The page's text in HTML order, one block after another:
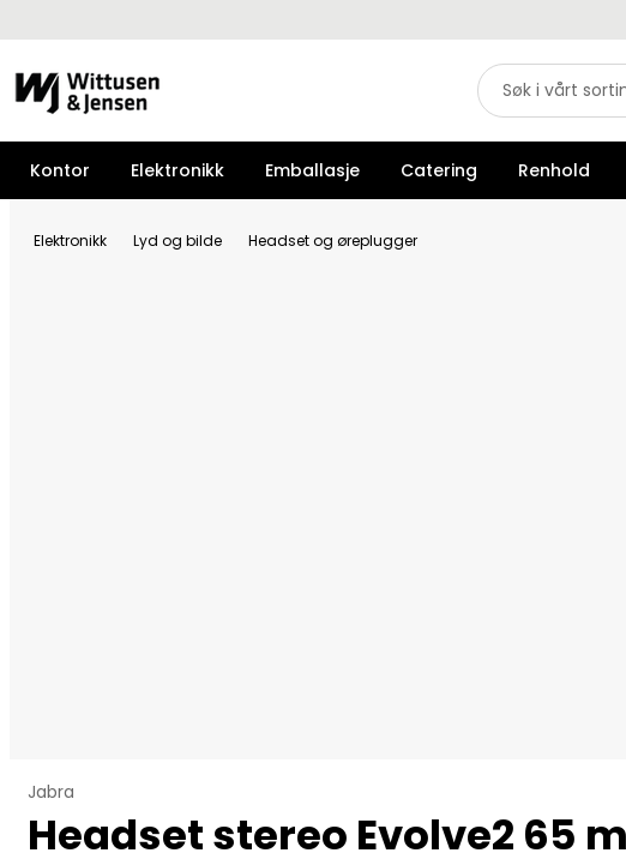
Kontor Elektronikk Emballasje Catering Renhold
Elektronikk Lyd og bilde Headset og øreplugger
Jabra
Headset stereo Evolve2 65